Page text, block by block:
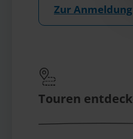
Zur Anmeldung
Touren